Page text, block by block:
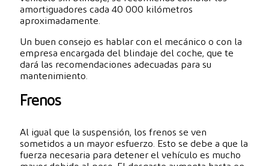
amortiguadores cada 40 000 kilómetros
aproximadamente.
Un buen consejo es hablar con el mecánico o con la
empresa encargada del blindaje del coche, que te
dará las recomendaciones adecuadas para su
mantenimiento.
Frenos
Al igual que la suspensión, los frenos se ven
sometidos a un mayor esfuerzo. Esto se debe a que la
fuerza necesaria para detener el vehículo es mucho